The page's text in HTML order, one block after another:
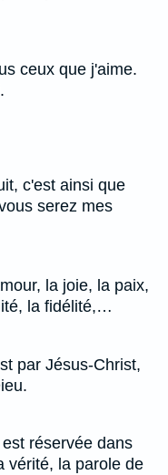
ceux que j'aime.
c'est ainsi que
serez mes
la joie, la paix,
la fidélité,…
par Jésus-Christ,
réservée dans
vérité, la parole de